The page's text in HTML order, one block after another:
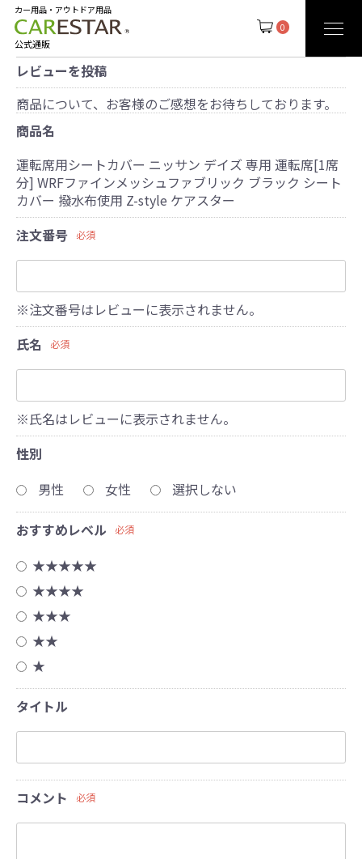
0
カー用品・アウトドア用品
公式通販
レビューを投稿
商品について、お客様のご感想をお待ちしております。
商品名
運転席用シートカバー ニッサン デイズ 専用 運転席[1席
分] WRFファインメッシュファブリック ブラック シート
カバー 撥水布使用 Z-style ケアスター
注文番号
必須
※注文番号はレビューに表示されません。
氏名
必須
※氏名はレビューに表示されません。
性別
男性
女性 選択しない
おすすめレベル 必須
★★★★★
★★★★
★★★
★★
★
タイトル
コメント 必須